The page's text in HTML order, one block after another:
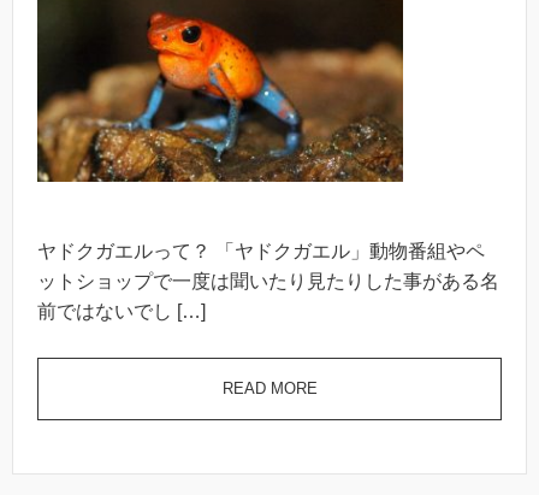
ヤドクガエルって？ 「ヤドクガエル」動物番組やペ
ットショップで一度は聞いたり見たりした事がある名
前ではないでし […]
READ MORE